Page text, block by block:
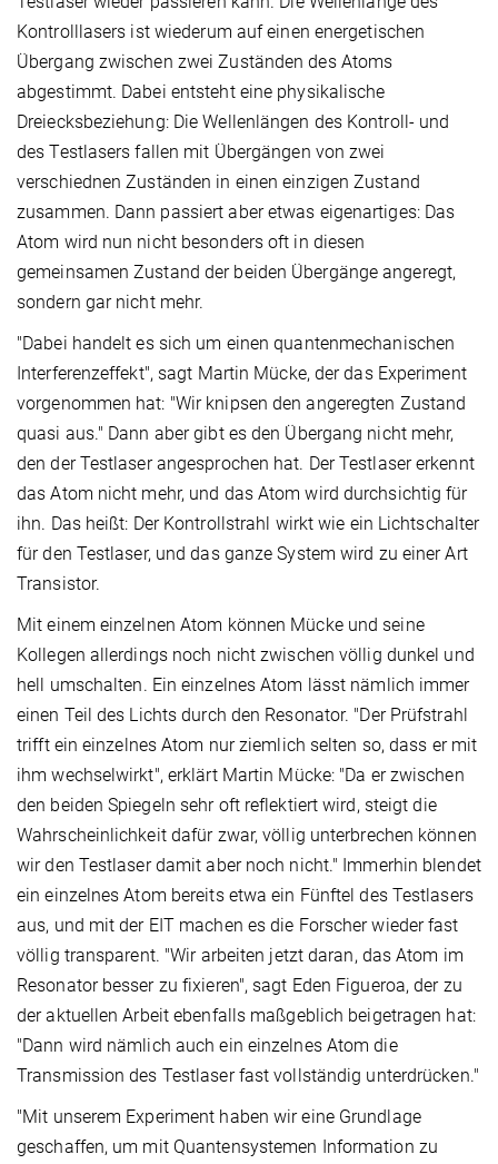
Kontrolllasers ist wiederum auf einen energetischen
Übergang zwischen zwei Zuständen des Atoms
abgestimmt. Dabei entsteht eine physikalische
Dreiecksbeziehung: Die Wellenlängen des Kontroll- und
des Testlasers fallen mit Übergängen von zwei
verschiednen Zuständen in einen einzigen Zustand
zusammen. Dann passiert aber etwas eigenartiges: Das
Atom wird nun nicht besonders oft in diesen
gemeinsamen Zustand der beiden Übergänge angeregt,
sondern gar nicht mehr.
"Dabei handelt es sich um einen quantenmechanischen
Interferenzeffekt", sagt Martin Mücke, der das Experiment
vorgenommen hat: "Wir knipsen den angeregten Zustand
quasi aus." Dann aber gibt es den Übergang nicht mehr,
den der Testlaser angesprochen hat. Der Testlaser erkennt
das Atom nicht mehr, und das Atom wird durchsichtig für
ihn. Das heißt: Der Kontrollstrahl wirkt wie ein Lichtschalter
für den Testlaser, und das ganze System wird zu einer Art
Transistor.
Mit einem einzelnen Atom können Mücke und seine
Kollegen allerdings noch nicht zwischen völlig dunkel und
hell umschalten. Ein einzelnes Atom lässt nämlich immer
einen Teil des Lichts durch den Resonator. "Der Prüfstrahl
trifft ein einzelnes Atom nur ziemlich selten so, dass er mit
ihm wechselwirkt", erklärt Martin Mücke: "Da er zwischen
den beiden Spiegeln sehr oft reflektiert wird, steigt die
Wahrscheinlichkeit dafür zwar, völlig unterbrechen können
wir den Testlaser damit aber noch nicht." Immerhin blendet
ein einzelnes Atom bereits etwa ein Fünftel des Testlasers
aus, und mit der EIT machen es die Forscher wieder fast
völlig transparent. "Wir arbeiten jetzt daran, das Atom im
Resonator besser zu fixieren", sagt Eden Figueroa, der zu
der aktuellen Arbeit ebenfalls maßgeblich beigetragen hat:
"Dann wird nämlich auch ein einzelnes Atom die
Transmission des Testlaser fast vollständig unterdrücken."
"Mit unserem Experiment haben wir eine Grundlage
geschaffen, um mit Quantensystemen Information zu